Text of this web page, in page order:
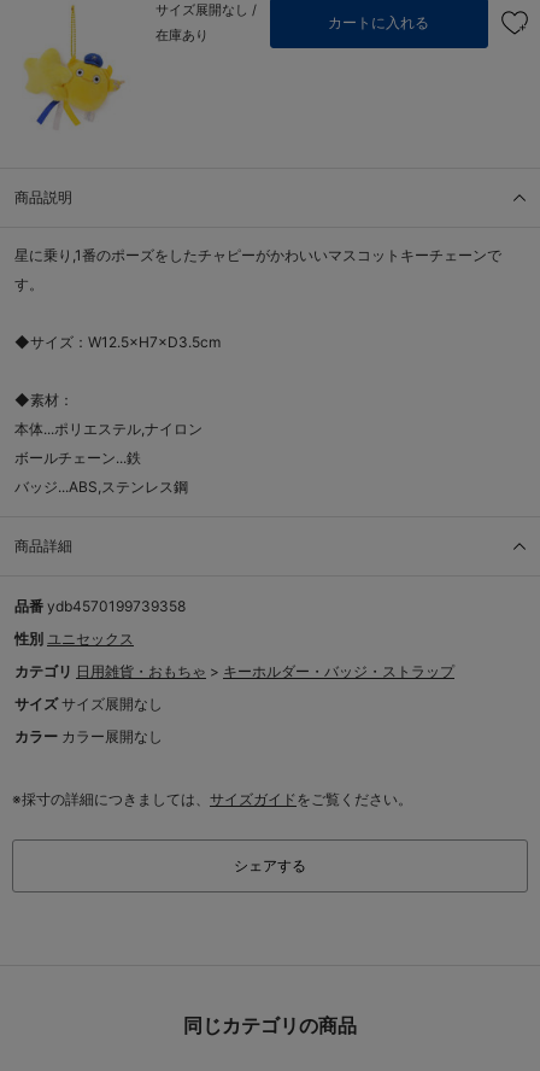
サイズ展開なし /
在庫あり
カートに入れる
商品説明
星に乗り,1番のポーズをしたチャピーがかわいいマスコットキーチェーンで
す。
◆サイズ：W12.5×H7×D3.5cm
◆素材：
本体...ポリエステル,ナイロン
ボールチェーン...鉄
バッジ...ABS,ステンレス鋼
商品詳細
品番 ydb4570199739358
性別 ユニセックス
カテゴリ 日用雑貨・おもちゃ > キーホルダー・バッジ・ストラップ
サイズ サイズ展開なし
カラー カラー展開なし
※採寸の詳細につきましては、 サイズガイドをご覧ください。
シェアする
同じカテゴリの商品